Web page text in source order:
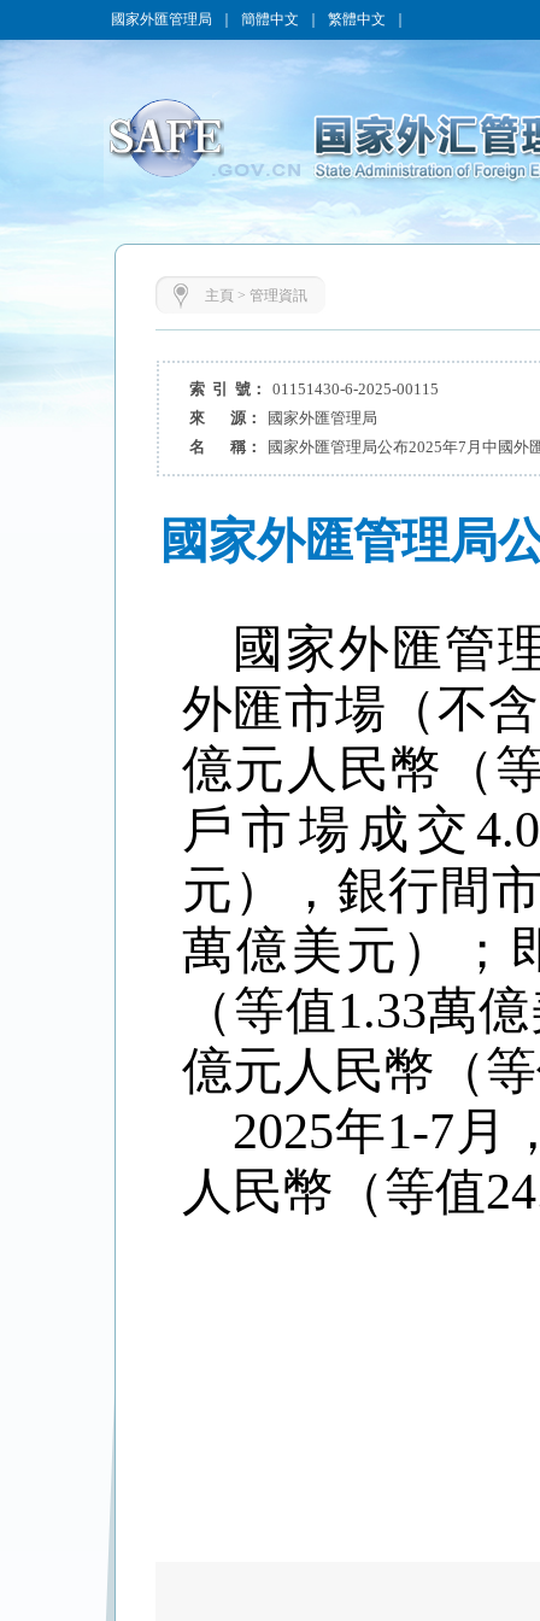
國家外匯管理局 簡體中文 繁體中文
主頁 > 管理資訊
索 引 號：
01151430-6-2025-00115
來 源：
國家外匯管理局
名 稱：
國家外匯管理局公布2025年7月中國外
國家外匯管理局
國家外匯管
外匯市場（不
億元人民幣（
戶市場成交
元），銀行間
萬億美元）；
（等值1.33萬
億元人民幣（
2025年1-7月
人民幣（等值